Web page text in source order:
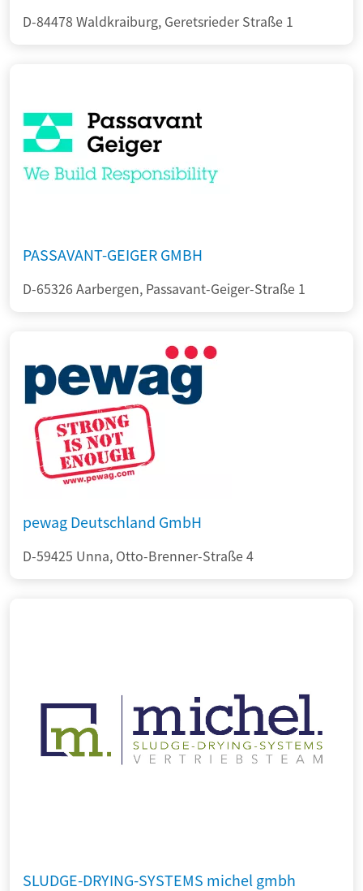
D-84478 Waldkraiburg, Geretsrieder Straße 1
PASSAVANT-GEIGER GMBH
D-65326 Aarbergen, Passavant-Geiger-Straße 1
pewag Deutschland GmbH
D-59425 Unna, Otto-Brenner-Straße 4
SLUDGE-DRYING-SYSTEMS michel gmbh